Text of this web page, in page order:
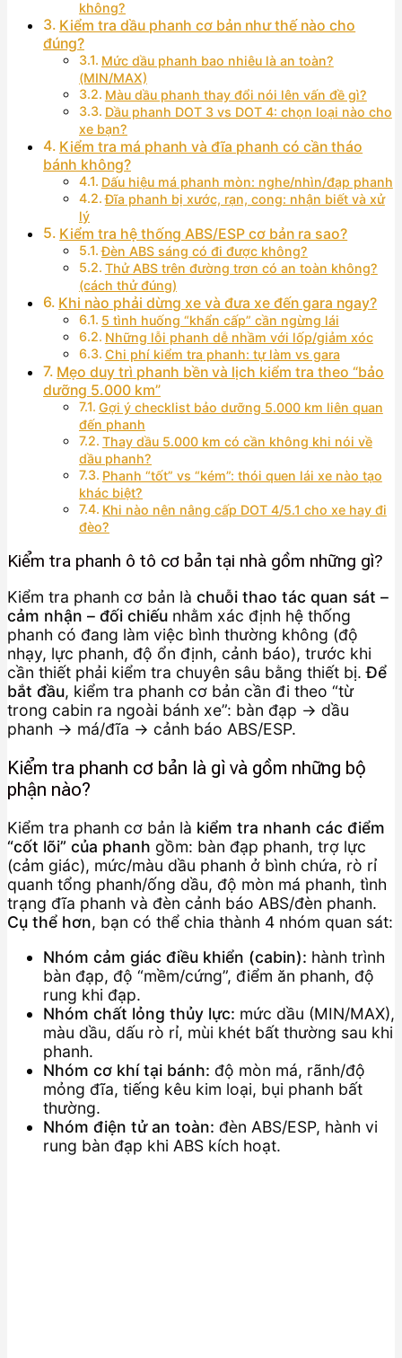
không?
Kiểm tra dầu phanh cơ bản như thế nào cho
đúng?
Mức dầu phanh bao nhiêu là an toàn?
(MIN/MAX)
Màu dầu phanh thay đổi nói lên vấn đề gì?
Dầu phanh DOT 3 vs DOT 4: chọn loại nào cho
xe bạn?
Kiểm tra má phanh và đĩa phanh có cần tháo
bánh không?
Dấu hiệu má phanh mòn: nghe/nhìn/đạp phanh
Đĩa phanh bị xước, rạn, cong: nhận biết và xử
lý
Kiểm tra hệ thống ABS/ESP cơ bản ra sao?
Đèn ABS sáng có đi được không?
Thử ABS trên đường trơn có an toàn không?
(cách thử đúng)
Khi nào phải dừng xe và đưa xe đến gara ngay?
5 tình huống “khẩn cấp” cần ngừng lái
Những lỗi phanh dễ nhầm với lốp/giảm xóc
Chi phí kiểm tra phanh: tự làm vs gara
Mẹo duy trì phanh bền và lịch kiểm tra theo “bảo
dưỡng 5.000 km”
Gợi ý checklist bảo dưỡng 5.000 km liên quan
đến phanh
Thay dầu 5.000 km có cần không khi nói về
dầu phanh?
Phanh “tốt” vs “kém”: thói quen lái xe nào tạo
khác biệt?
Khi nào nên nâng cấp DOT 4/5.1 cho xe hay đi
đèo?
Kiểm tra phanh ô tô cơ bản tại nhà gồm những gì?
Kiểm tra phanh cơ bản là chuỗi thao tác quan sát –
cảm nhận – đối chiếu nhằm xác định hệ thống
phanh có đang làm việc bình thường không (độ
nhạy, lực phanh, độ ổn định, cảnh báo), trước khi
cần thiết phải kiểm tra chuyên sâu bằng thiết bị.Để
bắt đầu, kiểm tra phanh cơ bản cần đi theo “từ
trong cabin ra ngoài bánh xe”: bàn đạp → dầu
phanh → má/đĩa → cảnh báo ABS/ESP.
Kiểm tra phanh cơ bản là gì và gồm những bộ
phận nào?
Kiểm tra phanh cơ bản là kiểm tra nhanh các điểm
“cốt lõi” của phanh gồm: bàn đạp phanh, trợ lực
(cảm giác), mức/màu dầu phanh ở bình chứa, rò rỉ
quanh tổng phanh/ống dầu, độ mòn má phanh, tình
trạng đĩa phanh và đèn cảnh báo ABS/đèn phanh.
Cụ thể hơn, bạn có thể chia thành 4 nhóm quan sát:
Nhóm cảm giác điều khiển (cabin): hành trình
bàn đạp, độ “mềm/cứng”, điểm ăn phanh, độ
rung khi đạp.
Nhóm chất lỏng thủy lực: mức dầu (MIN/MAX),
màu dầu, dấu rò rỉ, mùi khét bất thường sau khi
phanh.
Nhóm cơ khí tại bánh: độ mòn má, rãnh/độ
mỏng đĩa, tiếng kêu kim loại, bụi phanh bất
thường.
Nhóm điện tử an toàn: đèn ABS/ESP, hành vi
rung bàn đạp khi ABS kích hoạt.